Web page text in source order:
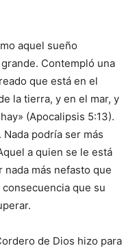
aquel sueño
Contempló una
que está en el
la tierra, y en el mar, y
(Apocalipsis 5:13).
podría ser más
a quien se le está
nada más nefasto que
que su
de Dios hizo para